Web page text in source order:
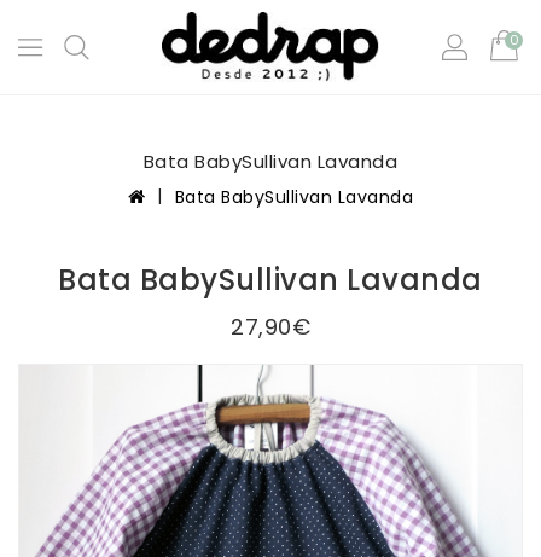
0
Bata BabySullivan Lavanda
Bata BabySullivan Lavanda
Bata BabySullivan Lavanda
27,90€